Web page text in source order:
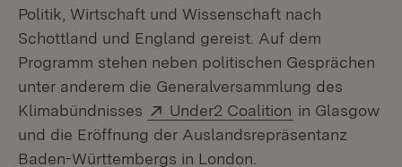
Politik, Wirtschaft und Wissenschaft nach
Schottland und England gereist. Auf dem
Programm stehen neben politischen Gesprächen
unter anderem die Generalversammlung des
Klimabündnisses
Extern:
Under2 Coalition (Öffnet in
in Glasgow
und die Eröffnung der Auslandsrepräsentanz
Baden-Württembergs in London.